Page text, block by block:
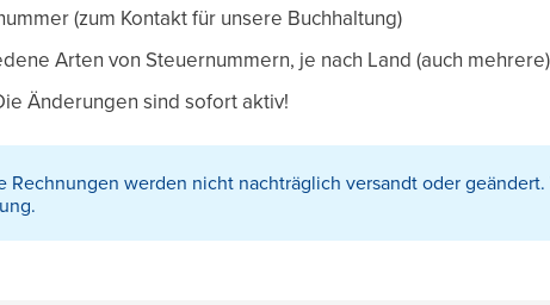
(zum Kontakt für unsere Buchhaltung)
Arten von Steuernummern, je nach Land (auch mehrere)
Änderungen sind sofort aktiv!
Rechnungen werden nicht nachträglich versandt oder